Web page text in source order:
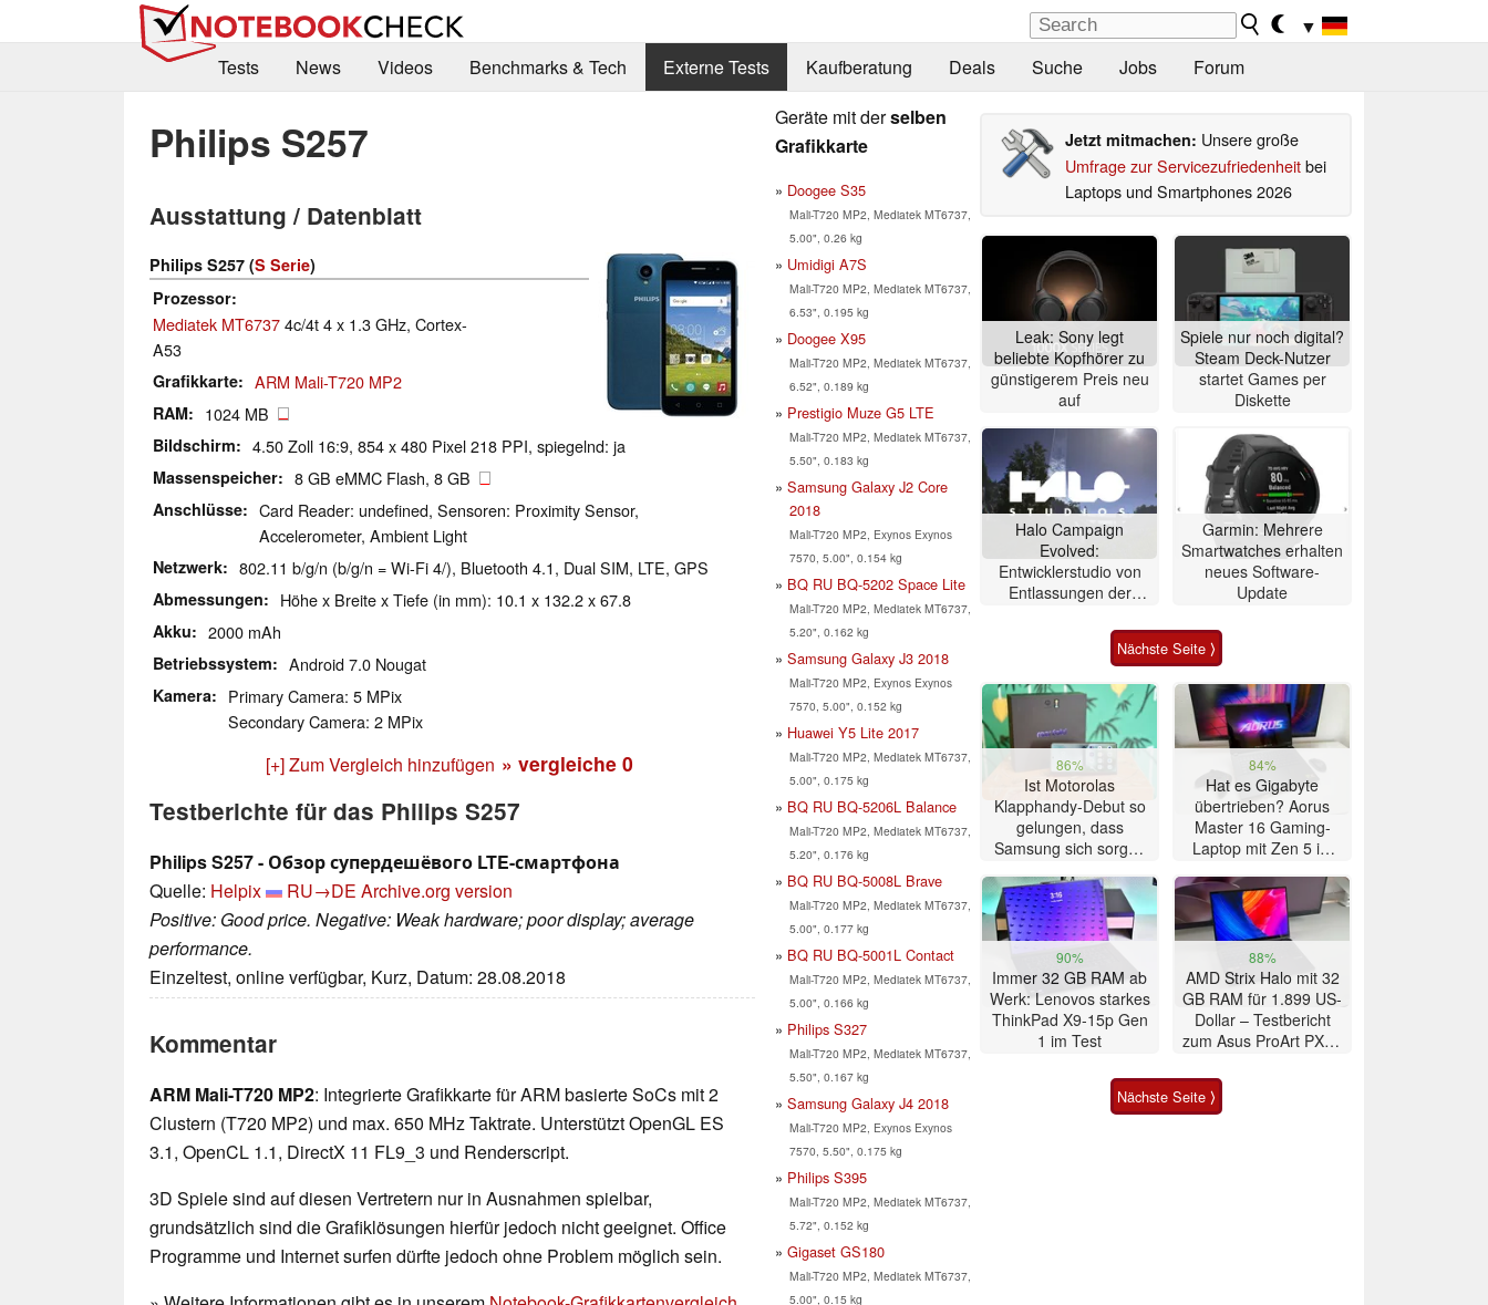
▼
Tests
News Videos Benchmarks & Tech Externe Tests Kaufberatung Deals Suche Jobs Forum
Philips S257
Ausstattung / Datenblatt
Philips S257 (S Serie)
Prozessor
Mediatek MT67374c/4t 4 x 1.3 GHz, Cortex-
A53
Grafikkarte ARM Mali-T720 MP2
RAM 1024 MB
Bildschirm 4.50 Zoll 16:9, 854 x 480 Pixel 218 PPI, spiegelnd: ja
Massenspeicher 8 GB eMMC Flash, 8 GB
Anschlüsse
Card Reader: undefined, Sensoren: Proximity Sensor,
Accelerometer, Ambient Light
Netzwerk 802.11 b/g/n (b/g/n = Wi-Fi 4/), Bluetooth 4.1, Dual SIM, LTE, GPS
Abmessungen Höhe x Breite x Tiefe (in mm): 10.1 x 132.2 x 67.8
Akku 2000 mAh
Betriebssystem Android 7.0 Nougat
Kamera
Primary Camera: 5 MPix
Secondary Camera: 2 MPix
[+] Zum Vergleich hinzufügen » vergleiche 0
Testberichte für das Philips S257
Philips S257 - Обзор супердешёвого LTE-смартфона
Quelle: Helpix RU→DE Archive.org version
Positive: Good price. Negative: Weak hardware; poor display; average
performance.
Einzeltest, online verfügbar, Kurz, Datum: 28.08.2018
Kommentar
ARM Mali-T720 MP2: Integrierte Grafikkarte für ARM basierte SoCs mit 2
Clustern (T720 MP2) und max. 650 MHz Taktrate. Unterstützt OpenGL ES
3.1, OpenCL 1.1, DirectX 11 FL9_3 und Renderscript.
3D Spiele sind auf diesen Vertretern nur in Ausnahmen spielbar,
grundsätzlich sind die Grafiklösungen hierfür jedoch nicht geeignet. Office
Programme und Internet surfen dürfte jedoch ohne Problem möglich sein.
Geräte mit derselben
Grafikkarte
Doogee S35
Mali-T720 MP2, Mediatek MT6737,
5.00", 0.26 kg
Umidigi A7S
Mali-T720 MP2, Mediatek MT6737,
6.53", 0.195 kg
Doogee X95
Mali-T720 MP2, Mediatek MT6737,
6.52", 0.189 kg
Prestigio Muze G5 LTE
Mali-T720 MP2, Mediatek MT6737,
5.50", 0.183 kg
Samsung Galaxy J2 Core
2018
Mali-T720 MP2, Exynos Exynos
7570, 5.00", 0.154 kg
BQ RU BQ-5202 Space Lite
Mali-T720 MP2, Mediatek MT6737,
5.20", 0.162 kg
Samsung Galaxy J3 2018
Mali-T720 MP2, Exynos Exynos
7570, 5.00", 0.152 kg
Huawei Y5 Lite 2017
Mali-T720 MP2, Mediatek MT6737,
5.00", 0.175 kg
BQ RU BQ-5206L Balance
Mali-T720 MP2, Mediatek MT6737,
5.20", 0.176 kg
BQ RU BQ-5008L Brave
Mali-T720 MP2, Mediatek MT6737,
5.00", 0.177 kg
BQ RU BQ-5001L Contact
Mali-T720 MP2, Mediatek MT6737,
5.00", 0.166 kg
Philips S327
Mali-T720 MP2, Mediatek MT6737,
5.50", 0.167 kg
Samsung Galaxy J4 2018
Mali-T720 MP2, Exynos Exynos
7570, 5.50", 0.175 kg
Philips S395
Mali-T720 MP2, Mediatek MT6737,
5.72", 0.152 kg
Gigaset GS180
Mali-T720 MP2, Mediatek MT6737,
5.00", 0.15 kg
Jetzt mitmachen: Unsere große
Umfrage zur Servicezufriedenheitbei
Laptops und Smartphones 2026
Leak: Sony legt
beliebte Kopfhörer zu
günstigerem Preis neu
auf
Spiele nur noch digital?
Steam Deck-Nutzer
startet Games per
Diskette
Halo Campaign
Evolved:
Entwicklerstudio von
Entlassungen der
Garmin: Mehrere
Smartwatches erhalten
neues Software-
Update
Nächste Seite ⟩
86%
Ist Motorolas
Klapphandy-Debut so
gelungen, dass
Samsung sich sorgen
Smartphone im Test
84%
Hat es Gigabyte
übertrieben? Aorus
Master 16 Gaming-
Laptop mit Zen 5 im
90%
Immer 32 GB RAM ab
Werk: Lenovos starkes
ThinkPad X9-15p Gen
1 im Test
88%
AMD Strix Halo mit 32
GB RAM für 1.899 US-
Dollar – Testbericht
zum Asus ProArt PX13
Nächste Seite ⟩